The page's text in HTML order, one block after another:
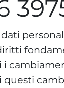
i
questi